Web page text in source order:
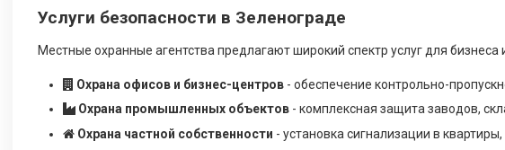
Услуги безопасности в Зеленограде
Местные охранные агентства предлагают широкий спектр услуг для
Охрана офисов и бизнес-центров - обеспечение контрольно-
Охрана промышленных объектов - комплексная защита заводов,
Охрана частной собственности - установка сигнализации в